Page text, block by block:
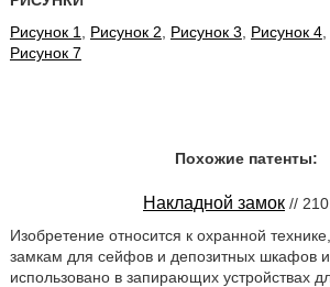
Рисунок 1
Рисунок 2 Рисунок 3 Рисунок 4,
Рисунок 7
Похожие патенты:
Накладной замок //
Изобретение относится к охранной
замкам для сейфов и депозитных шкафов
использовано в запирающих устройствах